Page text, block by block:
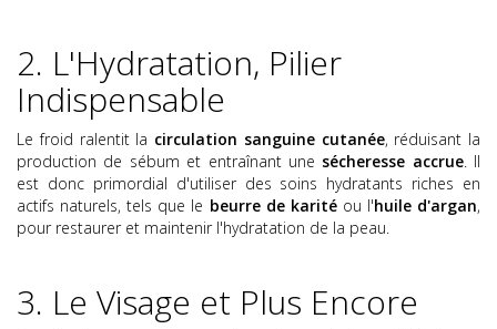
2. L'Hydratation, Pilier
Indispensable
Le froid ralentit la circulation sanguine cutanée, réduisant la
production de sébum et entraînant une sécheresse accrue. Il
est donc primordial d'utiliser des soins hydratants riches en
actifs naturels, tels que le beurre de karitéou l'huile d'argan,
pour restaurer et maintenir l'hydratation de la peau.
3. Le Visage et Plus Encore